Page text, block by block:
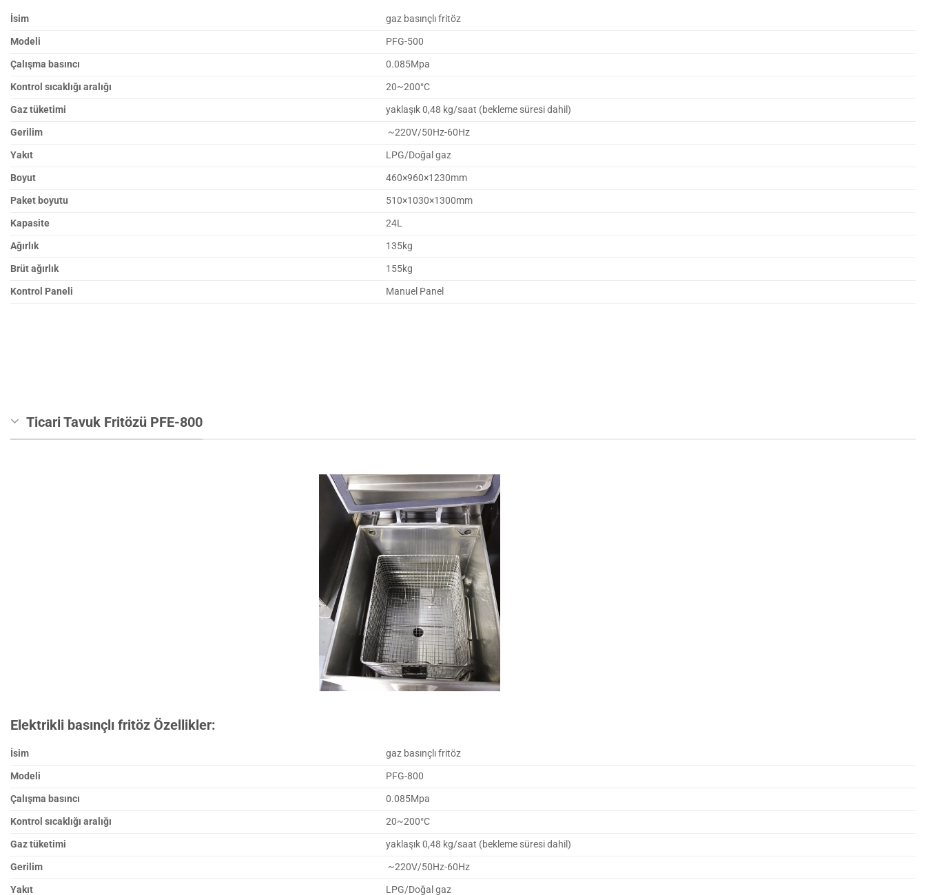
İsim
gaz basınçlı fritöz
Modeli
PFG-500
Çalışma basıncı
0.085Mpa
Kontrol sıcaklığı aralığı
20~200°C
Gaz tüketimi
yaklaşık 0,48 kg/saat (bekleme süresi dahil)
Gerilim
~220V/50Hz-60Hz
Yakıt
LPG/Doğal gaz
Boyut
460×960×1230mm
Paket boyutu
510×1030×1300mm
Kapasite
24L
Ağırlık
135kg
Brüt ağırlık
155kg
Kontrol Paneli
Manuel Panel
Ticari Tavuk Fritözü PFE-800
Elektrikli basınçlı fritöz Özellikler:
İsim
gaz basınçlı fritöz
Modeli
PFG-800
Çalışma basıncı
0.085Mpa
Kontrol sıcaklığı aralığı
20~200°C
Gaz tüketimi
yaklaşık 0,48 kg/saat (bekleme süresi dahil)
Gerilim
~220V/50Hz-60Hz
Yakıt
LPG/Doğal gaz